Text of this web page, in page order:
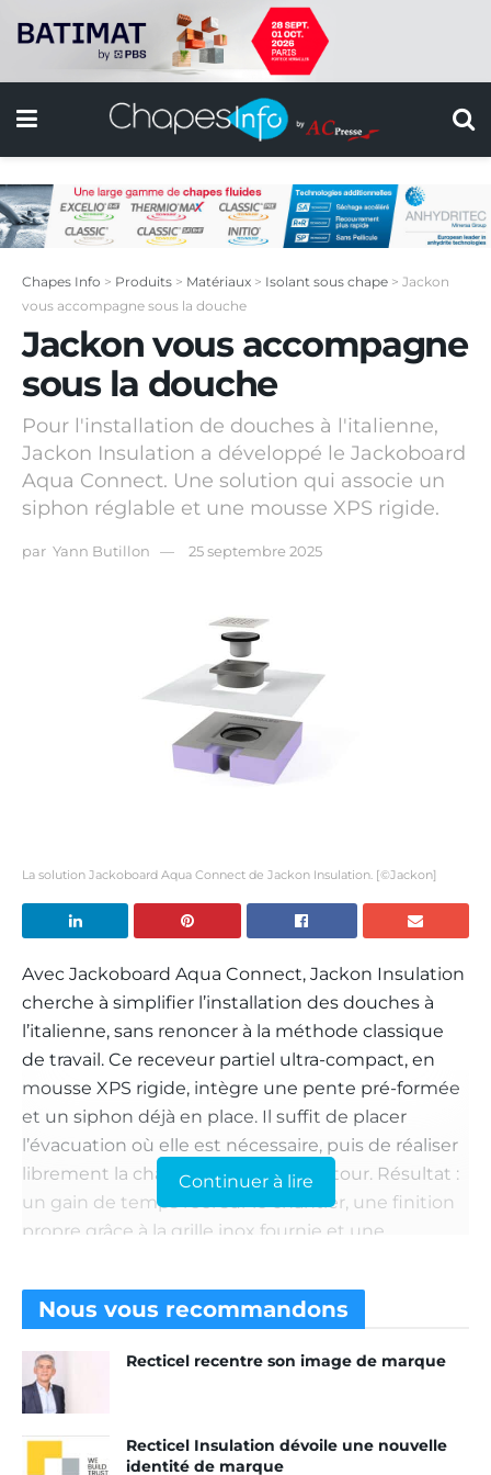
Chapes Info > Produits > Matériaux > Isolant sous chape > Jackon
vous accompagne sous la douche
Jackon vous accompagne
sous la douche
Pour l'installation de douches à l'italienne,
Jackon Insulation a développé le Jackoboard
Aqua Connect. Une solution qui associe un
siphon réglable et une mousse XPS rigide.
par Yann Butillon 25 septembre 2025
La solution Jackoboard Aqua Connect de Jackon Insulation. [©Jackon]
Avec Jackoboard Aqua Connect, Jackon Insulation
cherche à simplifier l’installation des douches à
l’italienne, sans renoncer à la méthode classique
de travail. Ce receveur partiel ultra-compact, en
mousse XPS rigide, intègre une pente pré-formée
et un siphon déjà en place. Il suffit de placer
l’évacuation où elle est nécessaire, puis de réaliser
librement la chape et les pentes autour. Résultat :
un gain de temps réel sur le chantier, une finition
propre grâce à la grille inox fournie et une
Dans le détail, le Jackoboard Aqua Connect
intègre un siphon de sol horizontal (DN 50) pour
un raccordement rapide et efficace. D’une
épaisseur d’installation de 70 mm seulement, mais
d’une importante capacité d’écoulement de 1 l/s, il
inclut aussi la grille design Jackoboard Aqua en
Continuer à lire
Nous vous recommandons
Recticel recentre son image de marque
Recticel Insulation dévoile une nouvelle
identité de marque